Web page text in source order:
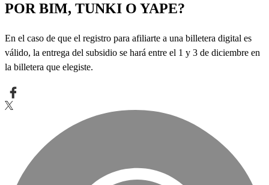
POR BIM, TUNKI O YAPE?
En el caso de que el registro para afiliarte a una billetera digital es
válido, la entrega del subsidio se hará entre el 1 y 3 de diciembre en
la billetera que elegiste.